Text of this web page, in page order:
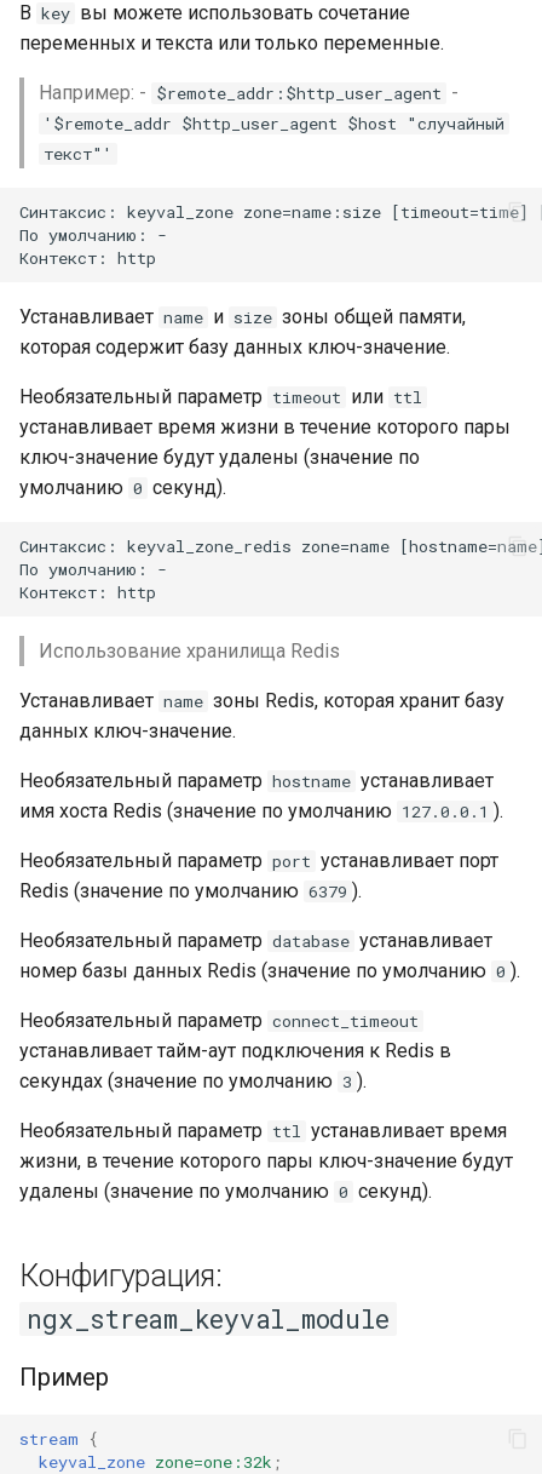
В key вы можете использовать сочетание
переменных и текста или только переменные.
Например: - $remote_addr:$http_user_agent -
'$remote_addr $http_user_agent $host "случайный
текст"'
Синтаксис: keyval_zone zone=name:size
По умолчанию: -
Устанавливает name и size зоны общей памяти,
которая содержит базу данных ключ-значение.
Необязательный параметр timeout или ttl
устанавливает время жизни в течение которого пары
ключ-значение будут удалены (значение по
умолчанию 0 секунд).
Синтаксис: keyval_zone_redis zone=name
По умолчанию: -
Использование хранилища Redis
Устанавливает name зоны Redis, которая хранит базу
данных ключ-значение.
Необязательный параметр hostname устанавливает
имя хоста Redis (значение по умолчанию 127.0.0.1 ).
Необязательный параметр port устанавливает порт
Redis (значение по умолчанию 6379 ).
Необязательный параметр database устанавливает
номер базы данных Redis (значение по умолчанию 0 ).
Необязательный параметр connect_timeout
устанавливает тайм-аут подключения к Redis в
секундах (значение по умолчанию 3 ).
Необязательный параметр ttl устанавливает время
жизни, в течение которого пары ключ-значение будут
удалены (значение по умолчанию 0 секунд).
Конфигурация:
ngx_stream_keyval_module
Пример
stream
{
keyval_zone zone=one:32k ;